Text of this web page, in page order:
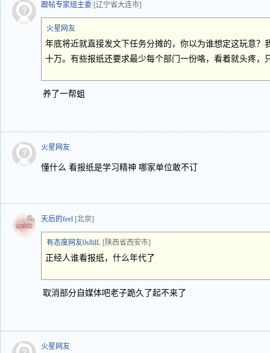
跟帖专家组主委 [辽宁省大连市]
火星网友
年底将近就直接发文下任务分摊的，你以为谁想定这玩意？
十万。有些报纸还要求最少每个部门一份咯，看着就头疼，
养了一帮蛆
火星网友
懂什么 看报纸是学习精神 哪家单位敢不订
天后的feel [北京]
有态度网友0s8ilL [陕西省西安市]
正经人谁看报纸，什么年代了
取消部分自媒体吧老子跪久了起不来了
火星网友